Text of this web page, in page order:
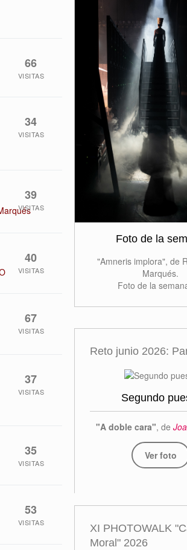
66
VISITAS
34
VISITAS
39
VISITAS
40
VISITAS
67
VISITAS
37
VISITAS
35
VISITAS
53
VISITAS
Foto de la
"Amneris implora", de
Marqués.
Foto de la
Reto junio 2026:
Segundo
"A doble cara", de
Ver foto
XI PHOTOWALK
Moral" 2026